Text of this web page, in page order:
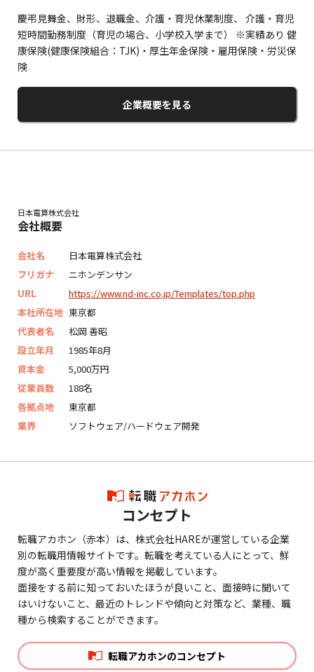
慶弔見舞金、財形、退職金、介護・育児休業制度、 介護・育児
短時間勤務制度（育児の場合、小学校入学まで） ※実績あり 健
康保険(健康保険組合：TJK)・厚生年金保険・雇用保険・労災保
険
企業概要を見る
日本電算株式会社
会社概要
会社名
日本電算株式会社
フリガナ
ニホンデンサン
URL
https://www.nd-inc.co.jp/Templates/top.php
本社所在地 東京都
代表者名
松岡 善昭
設立年月
1985年8月
資本金
5,000万円
従業員数
188名
各拠点地
東京都
業界
ソフトウェア/ハードウェア開発
コンセプト
転職アカホン（赤本）は、株式会社HAREが運営している企業
別の転職用情報サイトです。転職を考えている人にとって、鮮
度が高く重要度が高い情報を掲載しています。
面接をする前に知っておいたほうが良いこと、面接時に聞いて
はいけないこと、最近のトレンドや傾向と対策など、業種、職
種から検索することができます。
転職アカホンのコンセプト